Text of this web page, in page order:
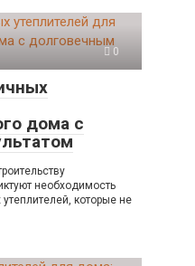
0
дома с
необходимость
которые не